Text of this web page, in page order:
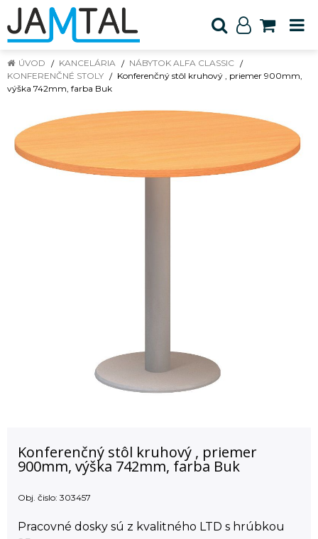
ÚVOD KANCELÁRIA
NÁBYTOK ALFA CLASSIC
KONFERENČNÉ STOLY
Konferenčný stôl kruhový , priemer 900mm,
výška 742mm, farba Buk
Konferenčný stôl kruhový , priemer
900mm, výška 742mm, farba Buk
Obj. čislo: 303457
Pracovné dosky sú z kvalitného LTD s hrúbkou